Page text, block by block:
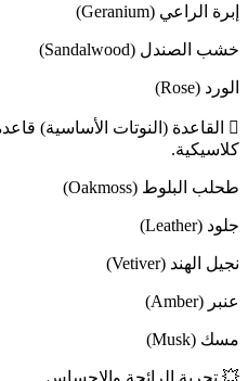
إبرة الراعي (Geranium)
خشب الصندل (Sandalwood)
الورد (Rose)
🫆 القاعدة (النوتات الأساسية)
كلاسيكية.
طحلب البلوط (Oakmoss)
جلود (Leather)
نجيل الهند (Vetiver)
عنبر (Amber)
مسك (Musk)
💥 تجربة الرائحة والإحساس